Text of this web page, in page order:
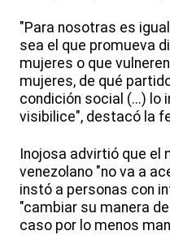
"Para nosotras es
sea el que promueva
mujeres o que
mujeres, de qué
condición social (...) lo
visibilice", destacó la
Inojosa advirtió que
venezolano "no va a
instó a personas con
"cambiar su manera
caso por lo menos